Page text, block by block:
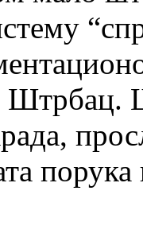
Штрбац.